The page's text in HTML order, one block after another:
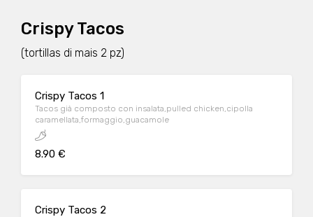
Crispy Tacos
(tortillas di mais 2 pz)
Crispy Tacos 1
Tacos già composto con insalata,pulled chicken,cipolla
caramellata,formaggio,guacamole
8.90 €
Crispy Tacos 2